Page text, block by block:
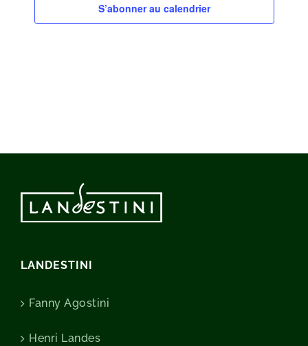
S’abonner au calendrier
LANDESTINI
Fanny Agostini
Henri Landes